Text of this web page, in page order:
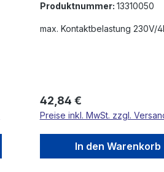
Produktnummer: 13310050
max. Kontaktbelastung 230V/
Regulärer Preis:
42,84 €
Preise inkl. MwSt. zzgl.
In den Warenkorb